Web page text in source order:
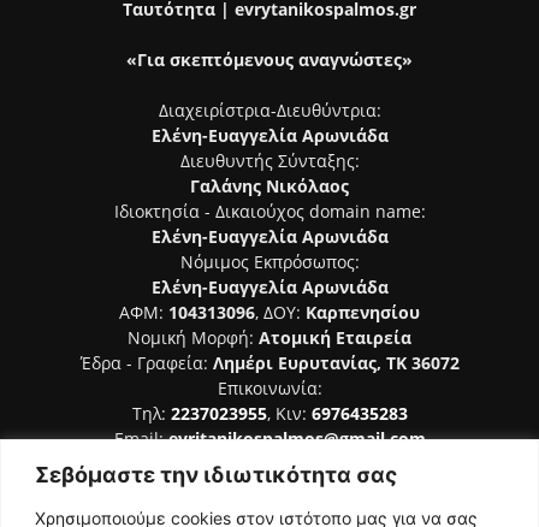
Σεβόμαστε την ιδιωτικότητα σας
Χρησιμοποιούμε cookies στον ιστότοπο μας για να σας
Ταυτότητα | evrytanikospalmos.gr
«Για σκεπτόμενους αναγνώστες»
Διαχειρίστρια-Διευθύντρια:
Ελένη-Ευαγγελία Αρωνιάδα
Διευθυντής Σύνταξης:
Γαλάνης Νικόλαος
Ιδιοκτησία - Δικαιούχος domain name:
Ελένη-Ευαγγελία Αρωνιάδα
Νόμιμος Εκπρόσωπος:
Ελένη-Ευαγγελία Αρωνιάδα
ΑΦΜ: 104313096, ΔΟΥ: Καρπενησίου
Νομική Μορφή: Ατομική Εταιρεία
Έδρα - Γραφεία: Λημέρι Ευρυτανίας, ΤΚ 36072
Επικοινωνία:
Τηλ: 2237023955, Κιν: 6976435283
Email:evritanikospalmos@gmail.com
Αριθμός Πιστοποίησης Μ.Η.Τ. 242044